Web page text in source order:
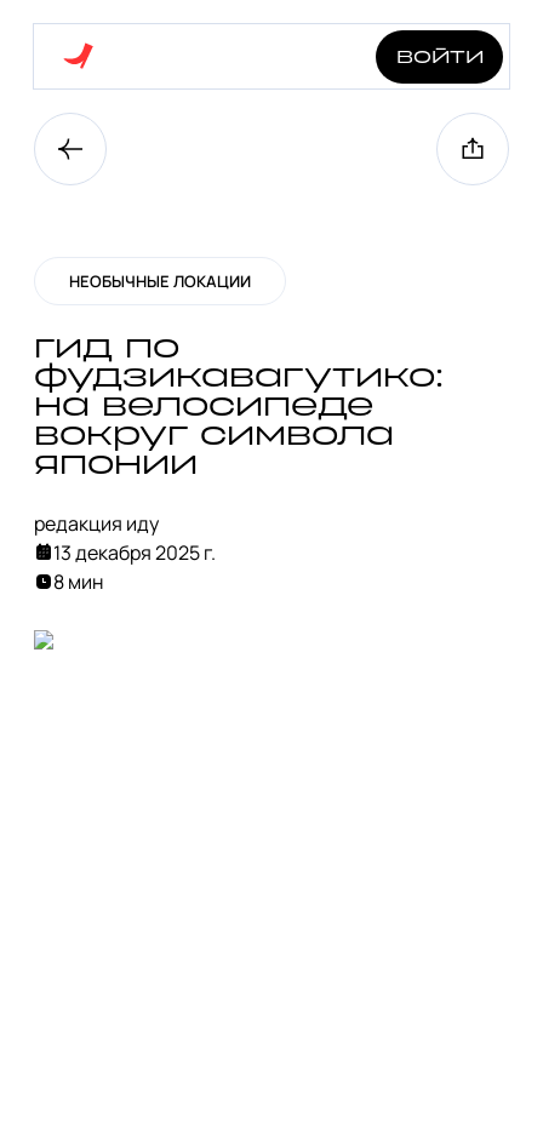
войти
НЕОБЫЧНЫЕ ЛОКАЦИИ
гид по
фудзикавагутико:
на велосипеде
вокруг символа
японии
редакция иду
13 декабря 2025 г.
8 мин